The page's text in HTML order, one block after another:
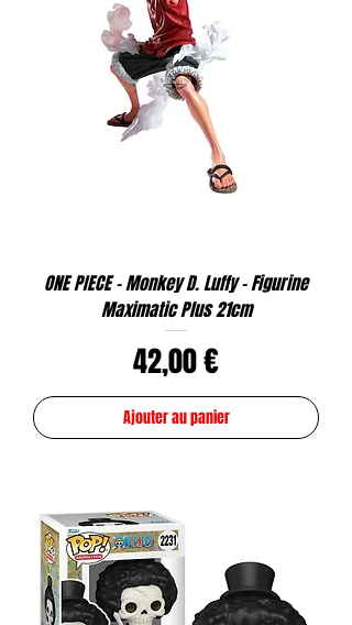
ONE PIECE - Monkey D. Luffy - Figurine
Maximatic Plus 21cm
Prix
42,00 €
Ajouter au panier